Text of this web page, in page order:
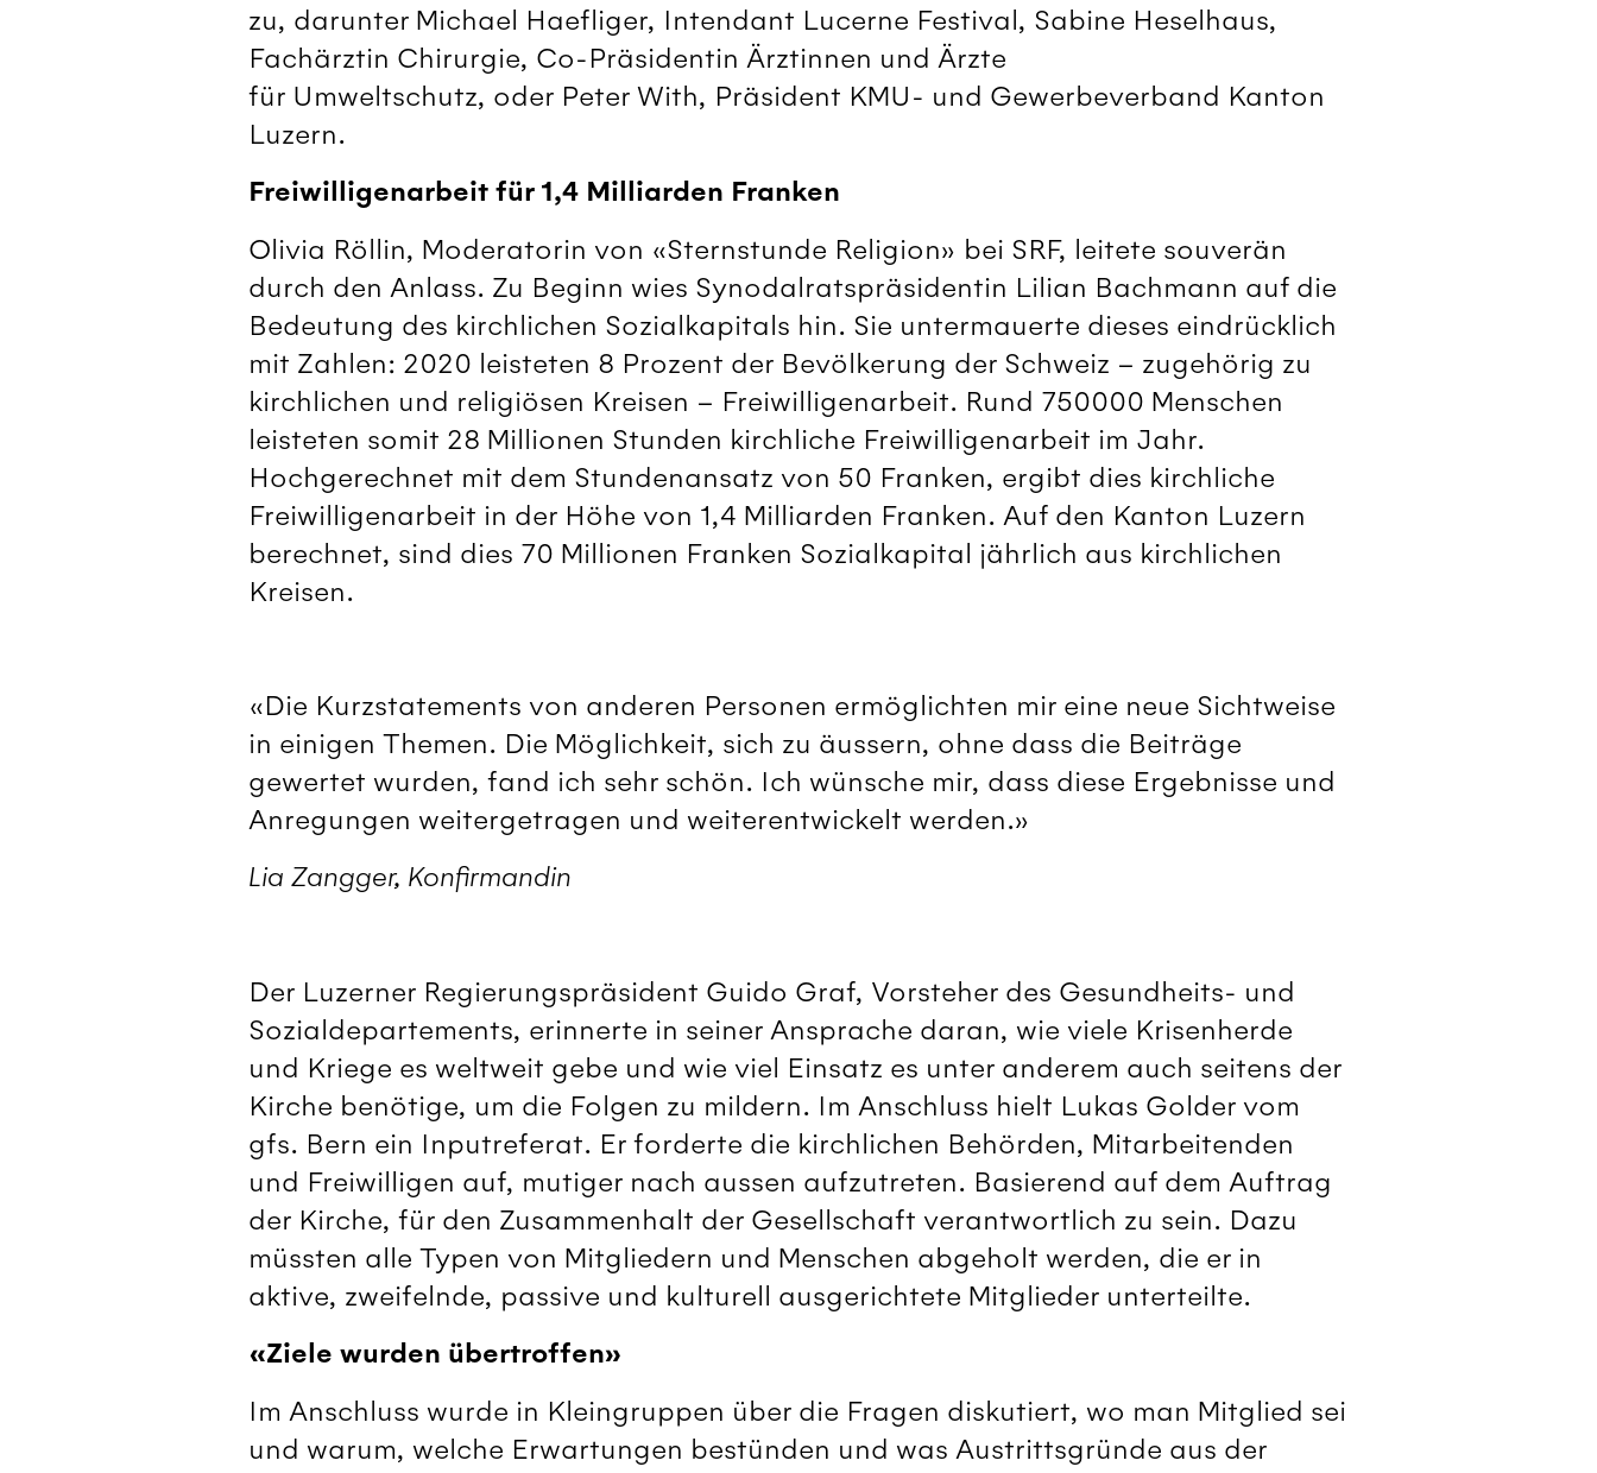
zu, darunter Michael Haefliger, In­­­tendant Lucerne Festival, Sabine Heselhaus,
Fachärztin Chirurgie, Co-Präsidentin Ärztinnen und Ärzte
für Umweltschutz, oder Peter With, Präsident KMU- und Gewerbeverband Kanton
Luzern.
Freiwilligenarbeit für 1,4 Milliarden Franken
Olivia Röllin, Moderatorin von «Stern­stunde Religion» bei SRF, leitete souverän
durch den Anlass. Zu Beginn wies Synodalratspräsidentin Lilian Bachmann auf die
Bedeutung des kirchlichen Sozialkapitals hin. Sie untermauerte dieses eindrücklich
mit Zahlen: 2020 leisteten 8 Prozent der Bevölkerung der Schweiz – zugehörig zu
kirchlichen und religiösen Kreisen – Freiwilligenarbeit. Rund 750000 Menschen
leisteten somit 28 Millionen Stunden kirchliche Freiwilligenarbeit im Jahr.
Hochgerechnet mit dem Stundenansatz von 50 Franken, ergibt dies kirchliche
Freiwilligenarbeit in der Höhe von 1,4 Milliarden Franken. Auf den Kanton Luzern
berechnet, sind dies 70 Millionen Franken Sozialkapital jährlich aus kirchlichen
Kreisen.
«Die Kurzstatements von anderen Personen ermöglichten mir eine neue Sichtweise
in einigen Themen. Die Möglichkeit, sich zu äussern, ohne dass die Beiträge
gewertet wurden, fand ich sehr schön. Ich wünsche mir, dass diese Ergebnisse und
Anregungen weitergetragen und weiterentwickelt werden.»
Lia Zangger, Konfirmandin
Der Luzerner Regierungspräsident Guido Graf, Vorsteher des Gesundheits- und
Sozialdepartements, erinnerte in seiner Ansprache daran, wie viele Krisenherde
und Kriege es weltweit gebe und wie viel Einsatz es unter anderem auch seitens der
Kirche benötige, um die Folgen zu mildern. Im Anschluss hielt Lukas Golder vom
gfs. Bern ein Inputreferat. Er forderte die kirchlichen Behörden, Mitarbeitenden
und Freiwilligen auf, mutiger nach aussen aufzutreten. Basierend auf dem Auftrag
der Kirche, für den Zusammenhalt der Gesellschaft verantwortlich zu sein. Dazu
müssten alle Typen von Mitgliedern und Menschen abgeholt werden, die er in
aktive, zweifelnde, passive und kulturell ausgerichtete Mitglieder unterteilte.
«Ziele wurden übertroffen»
Im Anschluss wurde in Kleingruppen über die Fragen diskutiert, wo man Mitglied sei
und warum, welche Erwartungen bestünden und was Austrittsgründe aus der